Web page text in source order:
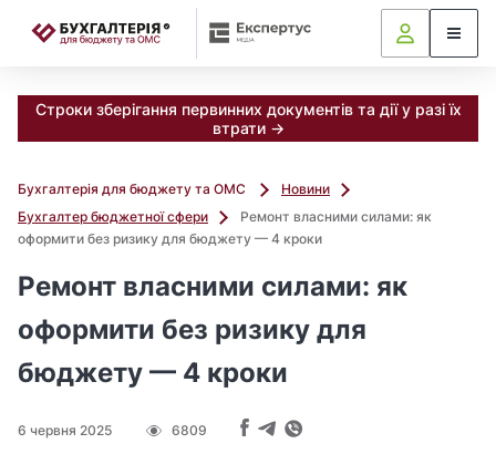
Строки зберігання первинних документів та дії у разі їх
втрати →
Бухгалтерія для бюджету та ОМС
Новини
Бухгалтер бюджетної сфери
Ремонт власними силами: як
оформити без ризику для бюджету — 4 кроки
Ремонт власними силами: як
оформити без ризику для
бюджету — 4 кроки
6 червня 2025 6809